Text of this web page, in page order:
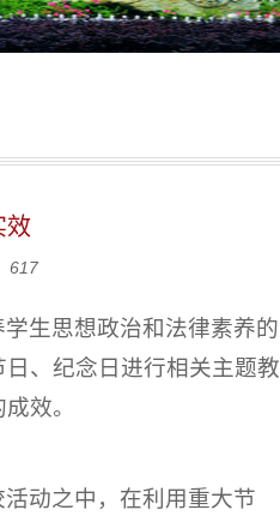
效
617
生思想政治和法律素养的
、纪念日进行相关主题教
效。
动之中，在利用重大节